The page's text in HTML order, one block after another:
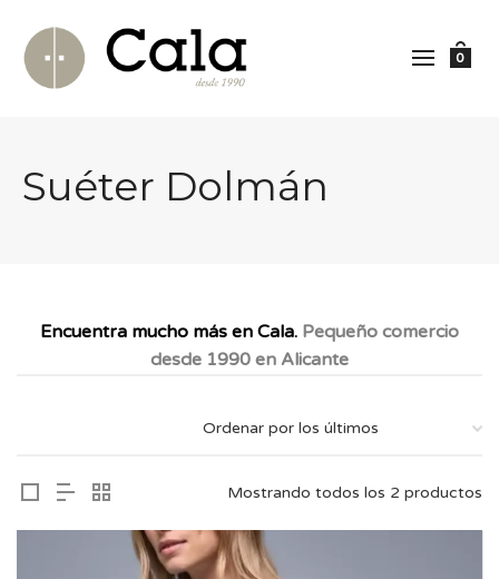
0
Suéter Dolmán
Encuentra mucho más en Cala. Pequeño comercio
desde 1990 en Alicante
Mostrando todos los 2 productos